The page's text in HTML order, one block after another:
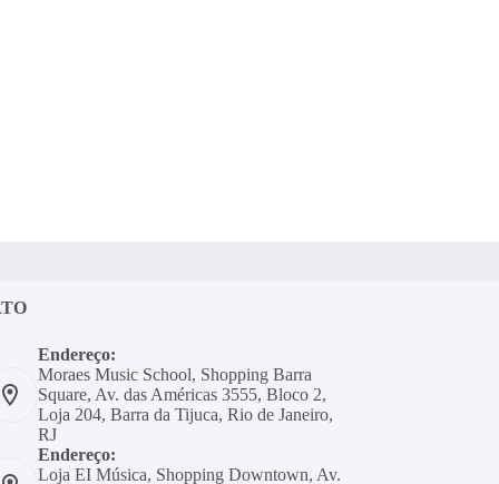
Endereço:
Moraes Music School, Shopping Barra
Square, Av. das Américas 3555, Bloco 2,
Loja 204, Barra da Tijuca, Rio de Janeiro,
RJ
Endereço:
Loja EI Música, Shopping Downtown, Av.